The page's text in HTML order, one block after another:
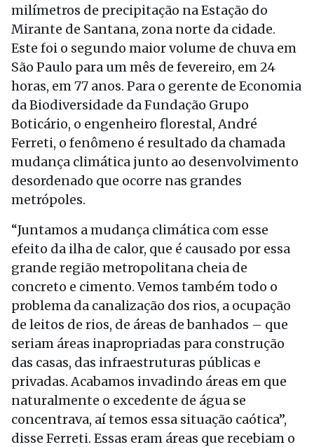
milímetros de precipitação na Estação do
Mirante de Santana, zona norte da cidade.
Este foi o segundo maior volume de chuva em
São Paulo para um mês de fevereiro, em 24
horas, em 77 anos. Para o gerente de Economia
da Biodiversidade da Fundação Grupo
Boticário, o engenheiro florestal, André
Ferreti, o fenômeno é resultado da chamada
mudança climática junto ao desenvolvimento
desordenado que ocorre nas grandes
metrópoles.
“Juntamos a mudança climática com esse
efeito da ilha de calor, que é causado por essa
grande região metropolitana cheia de
concreto e cimento. Vemos também todo o
problema da canalização dos rios, a ocupação
de leitos de rios, de áreas de banhados – que
seriam áreas inapropriadas para construção
das casas, das infraestruturas públicas e
privadas. Acabamos invadindo áreas em que
naturalmente o excedente de água se
concentrava, aí temos essa situação caótica”,
disse Ferreti. Essas eram áreas que recebiam o